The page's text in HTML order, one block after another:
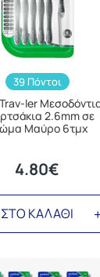
39 Πόντοι
ler
2.6mm σε
Μαύρο 6τμχ
4.80€
ΣΤΟ ΚΑΛΑΘΙ